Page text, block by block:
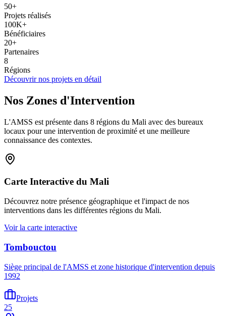
50+
Projets réalisés
100K+
Bénéficiaires
20+
Partenaires
8
Régions
Découvrir nos projets en détail
Nos Zones d'Intervention
L'AMSS est présente dans 8 régions du Mali avec des bureaux
locaux pour une intervention de proximité et une meilleure
connaissance des contextes.
Carte Interactive du Mali
Découvrez notre présence géographique et l'impact de nos
interventions dans les différentes régions du Mali.
Voir la carte interactive
Tombouctou
Siège principal de l'AMSS et zone historique d'intervention depuis
1992
Projets
25